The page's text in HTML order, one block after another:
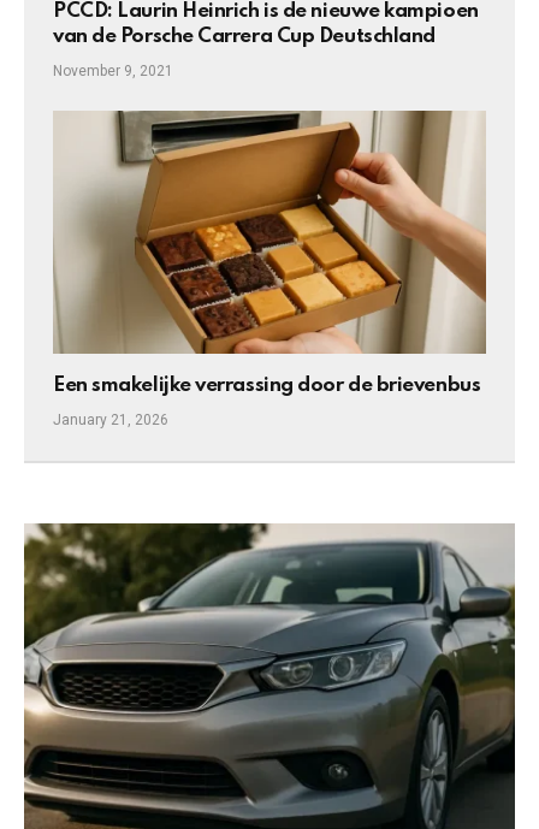
PCCD: Laurin Heinrich is de nieuwe kampioen
van de Porsche Carrera Cup Deutschland
November 9, 2021
Een smakelijke verrassing door de brievenbus
January 21, 2026